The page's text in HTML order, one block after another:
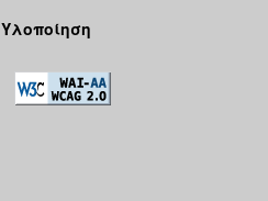
Υλοποίηση